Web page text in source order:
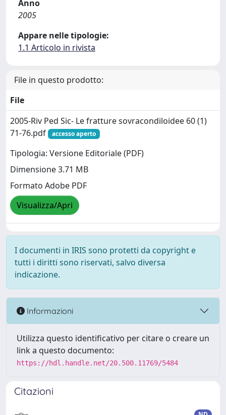
Anno
2005
Appare nelle tipologie:
1.1 Articolo in rivista
File in questo prodotto:
File
2005-Riv Ped Sic- Le fratture sovracondiloidee 60 (1)
71-76.pdf
accesso aperto
Tipologia: Versione Editoriale (PDF)
Dimensione 3.71 MB
Formato Adobe PDF
Visualizza/Apri
I documenti in IRIS sono protetti da copyright e
tutti i diritti sono riservati, salvo diversa
indicazione.
Informazioni
Utilizza questo identificativo per citare o creare un
link a questo documento:
https://hdl.handle.net/20.500.11769/5484
Citazioni